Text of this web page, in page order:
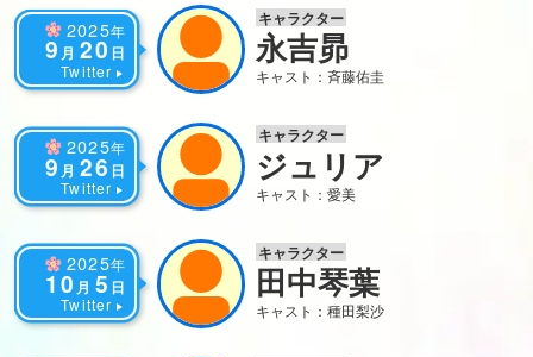
2025年
9 月 20 日
Twitter
キャラクター
永吉昴
キャスト：斉藤佑圭
2025年
9 月 26 日
Twitter
キャラクター
ジュリア
キャスト：愛美
2025年
10 月 5 日
Twitter
キャラクター
田中琴葉
キャスト：種田梨沙